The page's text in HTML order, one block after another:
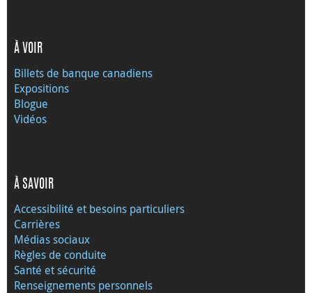
À VOIR
Billets de banque canadiens
Expositions
Blogue
Vidéos
À SAVOIR
Accessibilité et besoins particuliers
Carrières
Médias sociaux
Règles de conduite
Santé et sécurité
Renseignements personnels